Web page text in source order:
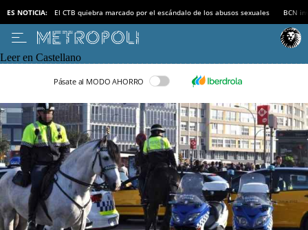
ES NOTICIA: El CTB quiebra marcado por el escándalo de los abusos sexuales BCN
Leer en Castellano
Pásate al MODO AHORRO